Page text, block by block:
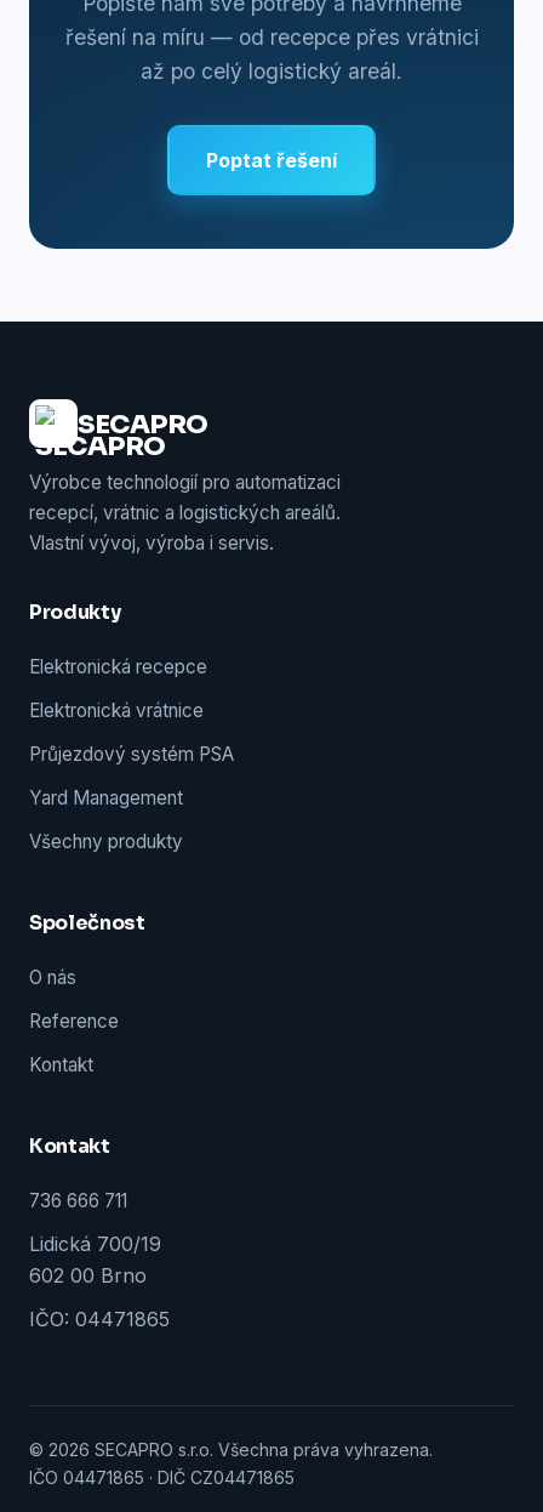
řešení na míru — od recepce přes vrátnici
až po celý logistický areál.
Poptat řešení
SECAPRO
Výrobce technologií pro automatizaci
recepcí, vrátnic a logistických areálů.
Vlastní vývoj, výroba i servis.
Produkty
Elektronická recepce
Elektronická vrátnice
Průjezdový systém PSA
Yard Management
Všechny produkty
Společnost
O nás
Reference
Kontakt
Kontakt
736 666 711
Lidická 700/19
602 00 Brno
IČO: 04471865
© 2026 SECAPRO s.r.o. Všechna práva vyhrazena.
IČO 04471865 · DIČ CZ04471865